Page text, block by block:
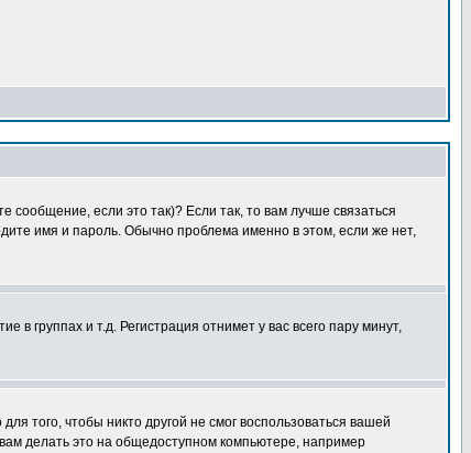
если это так)? Если так, то вам лучше связаться
имя и пароль. Обычно проблема именно в этом, если же нет,
группах и т.д. Регистрация отнимет у вас всего пару минут,
того, чтобы никто другой не смог воспользоваться вашей
делать это на общедоступном компьютере, например